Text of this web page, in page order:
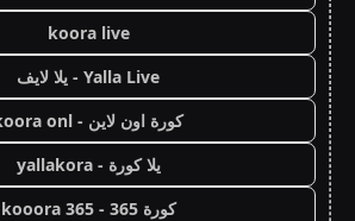
koora live
Yalla Live - يلا لايف
كورة اون لاين - koora onl
يلا كورة - yallakora
كورة 365 - kooora 365